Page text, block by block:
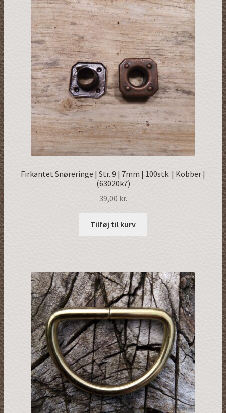
Firkantet Snøreringe | Str. 9 | 7mm | 100stk. | Kobber |
(63020k7)
39,00 kr.
Tilføj til kurv